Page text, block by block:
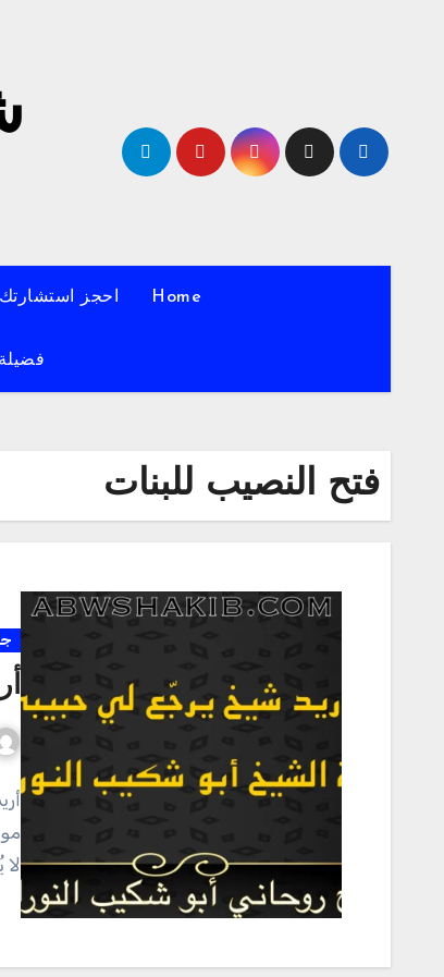
Home احجز
فتح النصيب للبنات